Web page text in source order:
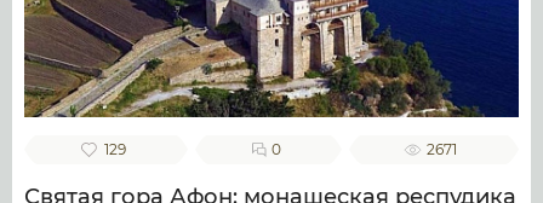
129 0 2671
Святая гора Афон: монашеская респудика